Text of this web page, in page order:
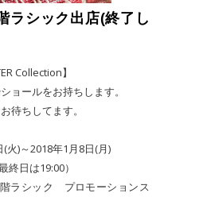
ラシック出店(終了し
Collection】
ョールをお持ちします。
待ちしてます。
火)～2018年1月8日(月)
終日は19:00）
ラシック プロモーションス